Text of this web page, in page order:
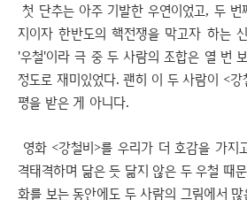
첫 단추는 아주 기발한 우연이었고, 두
지이자 한반도의 핵전쟁을 막고자 하는
'우철'이라 극 중 두 사람의 조합은 열 번
정도로 재미있었다. 괜히 이 두 사람이 <강
평을 받은 게 아니다.
영화 <강철비>를 우리가 더 호감을 가지
격태격하며 닮은 듯 닮지 않은 두 우철 때
화를 보는 동안에도 두 사람의 그림에서